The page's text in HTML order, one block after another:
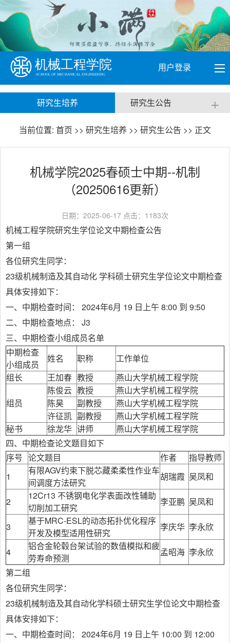
用户登录
研究生培养 研究生公告 +
当前位置: 首页 >> 研究生培养 >> 研究生公告 >> 正文
机械学院2025春硕士中期--机制
（20250616更新）
日期：2025-06-17 点击： 1183次
机械工程学院研究生学位论文中期检查公告
第一组
各位研究生同学：
23级机械制造及其自动化 学科硕士研究生学位论文中期检查
具体安排如下：
一、中期检查时间： 2024年6月 19 日上午 8:00 到 9:50
二、中期检查地点： J3
三、中期检查小组成员名单
中期检查
小组成员
姓名 职称
工作单位
组长
王加春 教授 燕山大学机械工程学院
组员
陈俊云 教授
燕山大学机械工程学院
陈昊
副教授
燕山大学机械工程学院
许征凯 副教授
燕山大学机械工程学院
秘书
徐龙华 讲师
燕山大学机械工程学院
四、中期检查论文题目如下
序号 论文题目 作者
指导教师
1
有限AGV约束下脱芯藏柔柔性作业车
间调度方法研究
胡瑞霞 吴凤和
2
12Cr13 不锈钢电化学表面改性辅助
切削加工研究
李亚鹏 吴凤和
3
基于MRC-ESL的动态拓扑优化程序
开发及模型适用性研究
李庆华 李永欣
4
铝合金轮毂台架试验的数值模拟和疲
劳寿命预测
孟昭海 李永欣
第二组
各位研究生同学：
23级机械制造及其自动化学科硕士研究生学位论文中期检查
具体安排如下：
一、中期检查时间： 2024年6月 19 日上午 10:00 到 12:00